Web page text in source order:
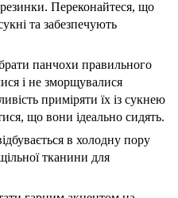
Переконайтеся, що
та забезпечують
панчохи правильного
і не зморщувалися
приміряти їх із сукнею
що вони ідеально сидять.
в холодну пору
тканини для